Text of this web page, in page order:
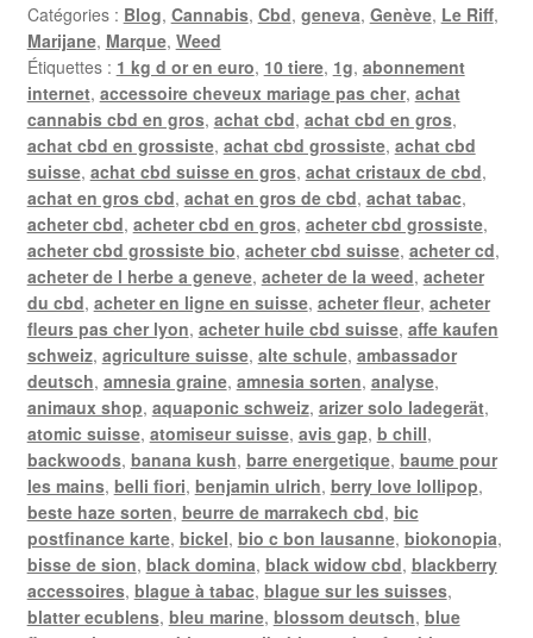
Catégories : Blog, Cannabis, Cbd, geneva, Genève, Le Riff,
Marijane, Marque, Weed
Étiquettes : 1 kg d or en euro, 10 tiere, 1g, abonnement
internet, accessoire cheveux mariage pas cher, achat
cannabis cbd en gros, achat cbd, achat cbd en gros,
achat cbd en grossiste, achat cbd grossiste, achat cbd
suisse, achat cbd suisse en gros, achat cristaux de cbd,
achat en gros cbd, achat en gros de cbd, achat tabac,
acheter cbd, acheter cbd en gros, acheter cbd grossiste,
acheter cbd grossiste bio, acheter cbd suisse, acheter cd,
acheter de l herbe a geneve, acheter de la weed, acheter
du cbd, acheter en ligne en suisse, acheter fleur, acheter
fleurs pas cher lyon, acheter huile cbd suisse, affe kaufen
schweiz, agriculture suisse, alte schule, ambassador
deutsch, amnesia graine, amnesia sorten, analyse,
animaux shop, aquaponic schweiz, arizer solo ladegerät,
atomic suisse, atomiseur suisse, avis gap, b chill,
backwoods, banana kush, barre energetique, baume pour
les mains, belli fiori, benjamin ulrich, berry love lollipop,
beste haze sorten, beurre de marrakech cbd, bic
postfinance karte, bickel, bio c bon lausanne, biokonopia,
bisse de sion, black domina, black widow cbd, blackberry
accessoires, blague à tabac, blague sur les suisses,
blatter ecublens, bleu marine, blossom deutsch, blue